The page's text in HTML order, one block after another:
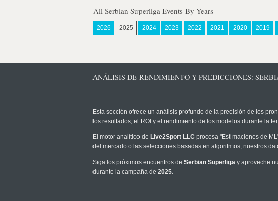
All Serbian Superliga Events By Years
2026 2025 2024 2023 2022 2021 2020 2019
ANÁLISIS DE RENDIMIENTO Y PREDICCIONES:
Esta sección ofrece un análisis profundo de la precisión de los
los resultados, el ROI y el rendimiento de los modelos durante la
El motor analítico de Live2Sport LLC procesa "Estimaciones de
del mercado o las selecciones basadas en algoritmos, nuestros
Siga los próximos encuentros de Serbian Superliga y aproveche
durante la campaña de 2025.